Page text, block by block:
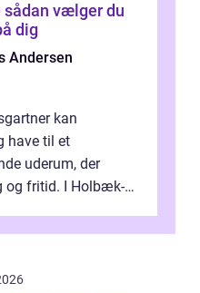
dig
Andersen
kan
have til et
uderum, der
og fritid. I Holbæk-